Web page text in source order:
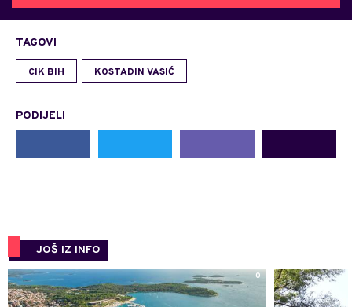
TAGOVI
CIK BIH KOSTADIN VASIĆ
PODIJELI
JOŠ IZ INFO
0